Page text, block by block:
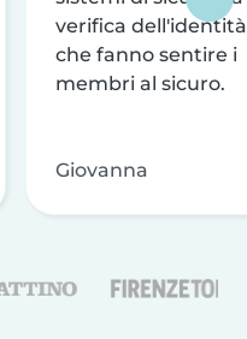
verifica dell'identità
che fanno sentire i
membri al sicuro.
Giovanna